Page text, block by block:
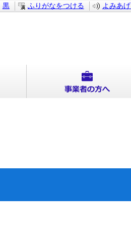
黒 ふりがなをつける よみあ